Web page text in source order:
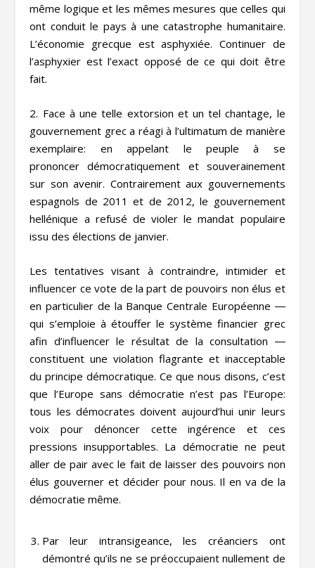
même logique et les mêmes mesures que celles qui
ont conduit le pays à une catastrophe humanitaire.
L’économie grecque est asphyxiée. Continuer de
l’asphyxier est l’exact opposé de ce qui doit être
fait.
2. Face à une telle extorsion et un tel chantage, le
gouvernement grec a réagi à l’ultimatum de manière
exemplaire: en appelant le peuple à se
prononcer démocratiquement et souverainement
sur son avenir. Contrairement aux gouvernements
espagnols de 2011 et de 2012, le gouvernement
hellénique a refusé de violer le mandat populaire
issu des élections de janvier.
Les tentatives visant à contraindre, intimider et
influencer ce vote de la part de pouvoirs non élus et
en particulier de la Banque Centrale Européenne ―
qui s’emploie à étouffer le système financier grec
afin d’influencer le résultat de la consultation ―
constituent une violation flagrante et inacceptable
du principe démocratique. Ce que nous disons, c’est
que l’Europe sans démocratie n’est pas l’Europe:
tous les démocrates doivent aujourd’hui unir leurs
voix pour dénoncer cette ingérence et ces
pressions insupportables. La démocratie ne peut
aller de pair avec le fait de laisser des pouvoirs non
élus gouverner et décider pour nous. Il en va de la
démocratie même.
Par leur intransigeance, les créanciers ont
démontré qu’ils ne se préoccupaient nullement de